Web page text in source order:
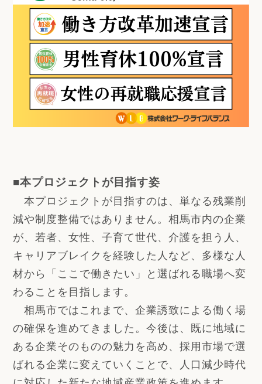
■本プロジェクトが目指す姿
本プロジェクトが目指すのは、単なる残業削
減や制度整備ではありません。相馬市内の企業
が、若者、女性、子育て世代、介護を担う人、
キャリアブレイクを経験した人など、多様な人
材から「ここで働きたい」と選ばれる職場へ変
わることを目指します。
相馬市ではこれまで、企業誘致による働く場
の確保を進めてきました。今後は、既に地域に
ある企業そのものの魅力を高め、採用市場で選
ばれる企業に変えていくことで、人口減少時代